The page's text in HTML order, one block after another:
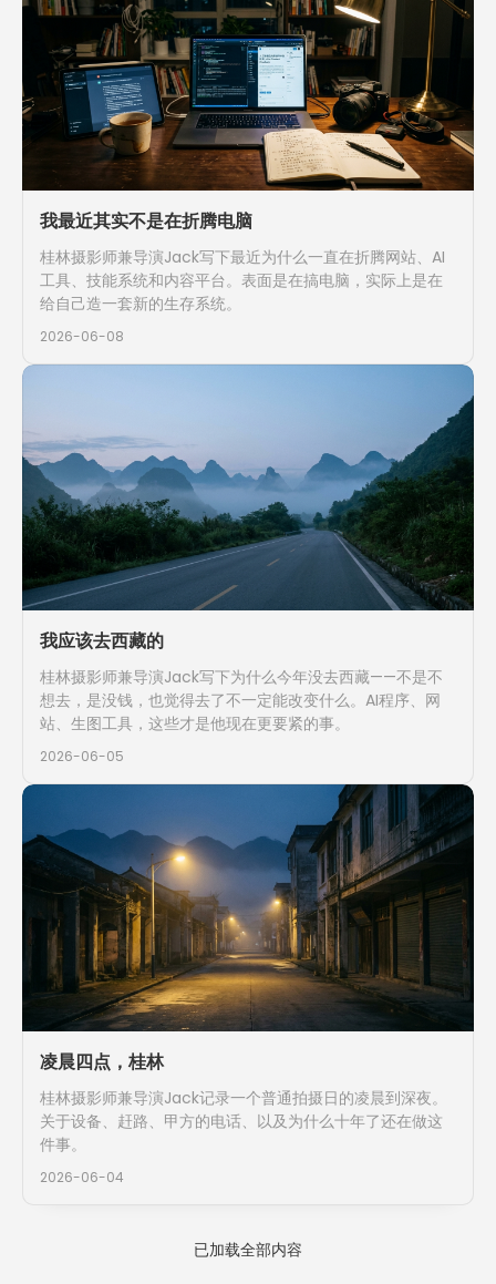
我最近其实不是在折腾电脑
桂林摄影师兼导演Jack写下最近为什么一直在折腾网站、AI
工具、技能系统和内容平台。表面是在搞电脑，实际上是在
给自己造一套新的生存系统。
2026-06-08
我应该去西藏的
桂林摄影师兼导演Jack写下为什么今年没去西藏——不是不
想去，是没钱，也觉得去了不一定能改变什么。AI程序、网
站、生图工具，这些才是他现在更要紧的事。
2026-06-05
凌晨四点，桂林
桂林摄影师兼导演Jack记录一个普通拍摄日的凌晨到深夜。
关于设备、赶路、甲方的电话、以及为什么十年了还在做这
件事。
2026-06-04
已加载全部内容